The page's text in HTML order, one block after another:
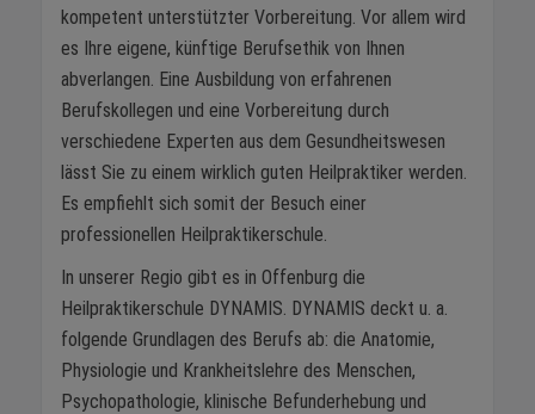
kompetent unterstützter Vorbereitung. Vor allem wird
es Ihre eigene, künftige Berufsethik von Ihnen
abverlangen. Eine Ausbildung von erfahrenen
Berufskollegen und eine Vorbereitung durch
verschiedene Experten aus dem Gesundheitswesen
lässt Sie zu einem wirklich guten Heilpraktiker werden.
Es empfiehlt sich somit der Besuch einer
professionellen Heilpraktikerschule.
In unserer Regio gibt es in Offenburg die
Heilpraktikerschule DYNAMIS. DYNAMIS deckt u. a.
folgende Grundlagen des Berufs ab: die Anatomie,
Physiologie und Krankheitslehre des Menschen,
Psychopathologie, klinische Befunderhebung und